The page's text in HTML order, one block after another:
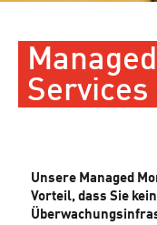
Services
Unsere Managed
Vorteil, dass Sie